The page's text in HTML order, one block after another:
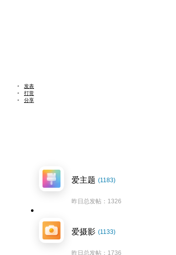
发表
打赏
分享
爱主题 (1183)
昨日总发帖：1326
爱摄影 (1133)
昨日总发帖：1736